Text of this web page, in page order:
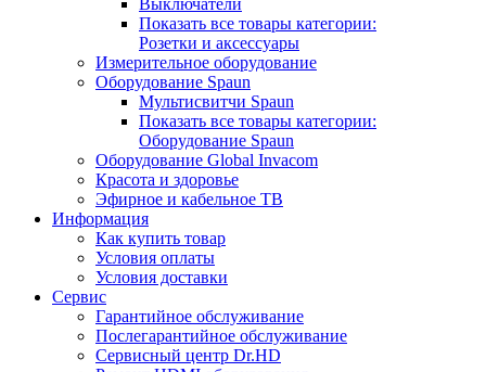
Выключатели
Показать все товары категории:
Розетки и аксессуары
Измерительное оборудование
Оборудование Spaun
Мультисвитчи Spaun
Показать все товары категории:
Оборудование Spaun
Оборудование Global Invacom
Красота и здоровье
Эфирное и кабельное ТВ
Информация
Как купить товар
Условия оплаты
Условия доставки
Сервис
Гарантийное обслуживание
Послегарантийное обслуживание
Сервисный центр Dr.HD